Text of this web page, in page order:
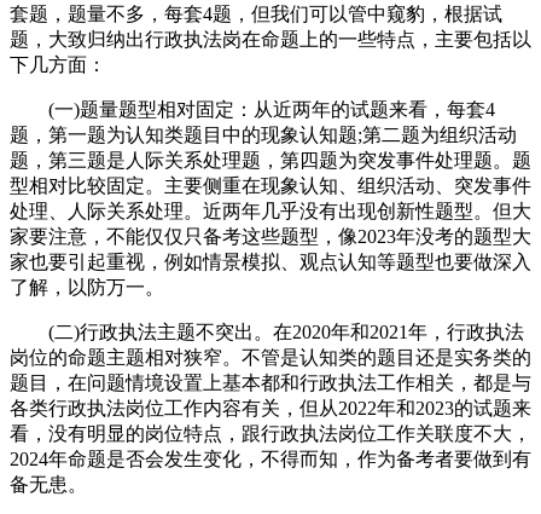
套题，题量不多，每套4题，但我们可以管中窥豹，根据试
题，大致归纳出行政执法岗在命题上的一些特点，主要包括以
下几方面：
(一)题量题型相对固定：从近两年的试题来看，每套4
题，第一题为认知类题目中的现象认知题;第二题为组织活动
题，第三题是人际关系处理题，第四题为突发事件处理题。题
型相对比较固定。主要侧重在现象认知、组织活动、突发事件
处理、人际关系处理。近两年几乎没有出现创新性题型。但大
家要注意，不能仅仅只备考这些题型，像2023年没考的题型大
家也要引起重视，例如情景模拟、观点认知等题型也要做深入
了解，以防万一。
(二)行政执法主题不突出。在2020年和2021年，行政执法
岗位的命题主题相对狭窄。不管是认知类的题目还是实务类的
题目，在问题情境设置上基本都和行政执法工作相关，都是与
各类行政执法岗位工作内容有关，但从2022年和2023的试题来
看，没有明显的岗位特点，跟行政执法岗位工作关联度不大，
2024年命题是否会发生变化，不得而知，作为备考者要做到有
备无患。